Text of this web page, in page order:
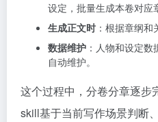
设定，批量生成本卷对应
生成正文时 ：根据章纲和
数据维护 ：人物和设定
自动维护。
这个过程中，分卷分章逐步
skill基于当前写作场景判断